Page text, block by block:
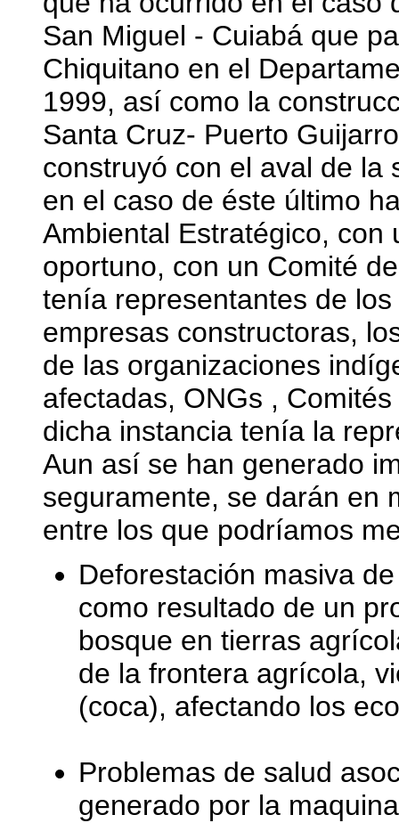
San Miguel - Cuiabá que
Chiquitano en el
1999, así como la
Santa Cruz- Puerto
construyó con el aval de la
en el caso de éste último
Ambiental Estratégico, con
oportuno, con un Comité
tenía representantes de
empresas constructoras,
de las organizaciones
afectadas, ONGs ,
dicha instancia tenía la
Aun así se han generado
seguramente, se darán en
entre los que podríamos
Deforestación masiva
como resultado de un
bosque en tierras
de la frontera agrícola,
(coca), afectando los
Problemas de salud
generado por la